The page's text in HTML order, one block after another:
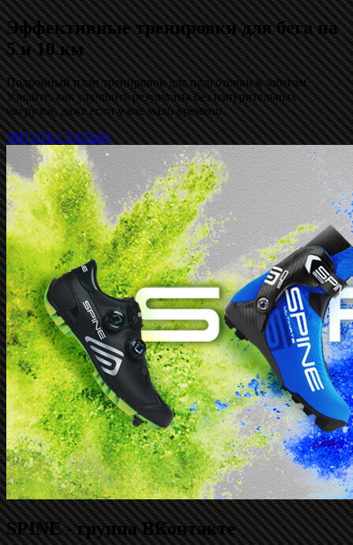
Эффективные тренировки для бега на
5 и 10 км
Подробный план тренировок для подготовки к забегам.
Узнайте, как улучшить результаты без изнурительных
нагрузок, даже если у вас мало времени.
ЧИТАТЬ СТАТЬЮ
SPINE - группа ВКонтакте